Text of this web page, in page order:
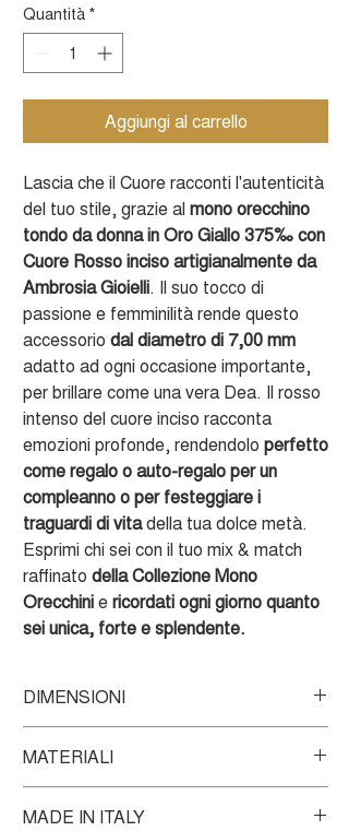
Quantità *
Aggiungi al carrello
Lascia che il Cuore racconti l'autenticità
del tuo stile, grazie al mono orecchino
tondo da donna in Oro Giallo 375‰ con
Cuore Rosso inciso artigianalmente da
Ambrosia Gioielli. Il suo tocco di
passione e femminilità rende questo
accessorio dal diametro di 7,00 mm
adatto ad ogni occasione importante,
per brillare come una vera Dea. Il rosso
intenso del cuore inciso racconta
emozioni profonde, rendendolo perfetto
come regalo o auto-regalo per un
compleanno o per festeggiare i
traguardi di vitadella tua dolce metà.
Esprimi chi sei con il tuo mix & match
raffinato della Collezione Mono
Orecchiniericordati ogni giorno quanto
sei unica, forte e splendente.
DIMENSIONI
Spessore: 0,40 mm.
MATERIALI
smalto colorato.
MADE IN ITALY